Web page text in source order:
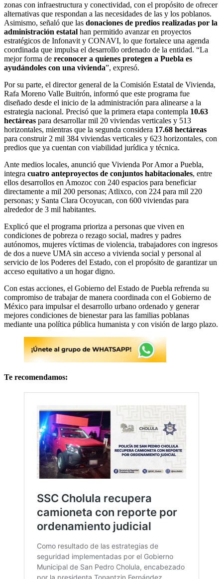
zonas con infraestructura y conectividad, con el propósito de ofrecer
alternativas que respondan a las necesidades de las y los poblanos.
Asimismo, señaló que las donaciones de predios realizadas por la
administración estatal han permitido avanzar en proyectos
estratégicos de Infonavit y CONAVI, lo que fortalece una agenda
coordinada que impulsa el desarrollo ordenado de la entidad. “La
mejor forma de reconocer a quienes protegen a Puebla es
ayudándoles con una vivienda”, expresó.
Por su parte, el director general de la Comisión Estatal de Vivienda,
Rafa Moreno Valle Buitrón, informó que este programa fue
diseñado desde el inicio de la administración para alinearse a la
estrategia nacional. Precisó que la primera etapa contempla 10.63
hectáreas para desarrollar mil 20 viviendas verticales y 513
horizontales, mientras que la segunda considera 17.68 hectáreas
para construir 2 mil 384 viviendas verticales y 623 horizontales, con
predios que ya cuentan con viabilidad jurídica y técnica.
Ante medios locales, anunció que Vivienda Por Amor a Puebla,
integra cuatro anteproyectos de conjuntos habitacionales, entre
ellos desarrollos en Amozoc con 240 espacios para beneficiar
directamente a mil 200 personas; Atlixco, con 224 para mil 220
personas; y Santa Clara Ocoyucan, con 600 viviendas para
alrededor de 3 mil habitantes.
Explicó que el programa prioriza a personas que viven en
condiciones de pobreza o rezago social, madres y padres
autónomos, mujeres víctimas de violencia, trabajadores con ingresos
de dos a nueve UMA sin acceso a vivienda social y personal al
servicio de los Poderes del Estado, con el propósito de garantizar un
acceso equitativo a un hogar digno.
Con estas acciones, el Gobierno del Estado de Puebla refrenda su
compromiso de trabajar de manera coordinada con el Gobierno de
México para impulsar el desarrollo urbano ordenado y generar
mejores condiciones de bienestar para las familias poblanas
mediante una política pública humanista y con visión de largo plazo.
Te recomendamos: